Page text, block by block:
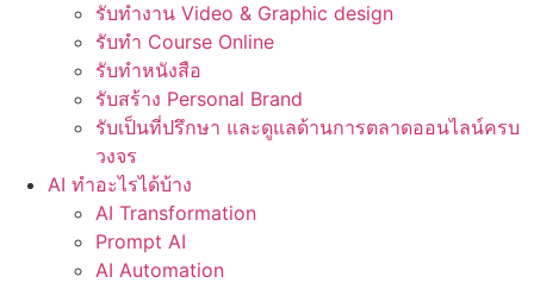
รับทำงาน Video & Graphic design
รับทำ Course Online
รับทำหนังสือ
รับสร้าง Personal Brand
รับเป็นที่ปรึกษา และดูแลด้านการตลาดออนไลน์ครบ
วงจร
AI ทำอะไรได้บ้าง
AI Transformation
Prompt AI
AI Automation